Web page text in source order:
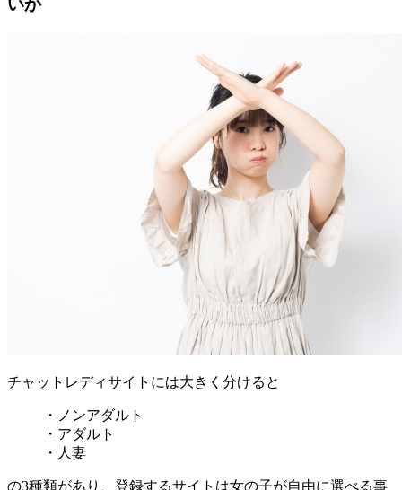
いか
チャットレディサイトには大きく分けると
・ノンアダルト
・アダルト
・人妻
の3種類があり、登録するサイトは女の子が自由に選べる事